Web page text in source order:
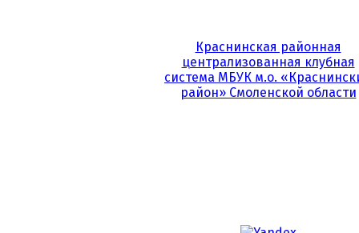
Краснинская районная
централизованная клубная
система МБУК м.о.
район» Смоленской области